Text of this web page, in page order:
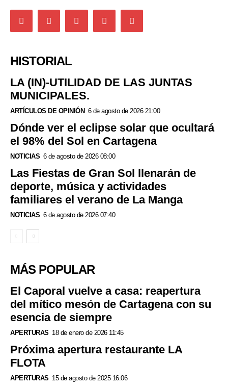
HISTORIAL
LA (IN)-UTILIDAD DE LAS JUNTAS
MUNICIPALES.
ARTÍCULOS DE OPINIÓN 6 de agosto de 2026 21:00
Dónde ver el eclipse solar que ocultará
el 98% del Sol en Cartagena
NOTICIAS 6 de agosto de 2026 08:00
Las Fiestas de Gran Sol llenarán de
deporte, música y actividades
familiares el verano de La Manga
NOTICIAS 6 de agosto de 2026 07:40
MÁS POPULAR
El Caporal vuelve a casa: reapertura
del mítico mesón de Cartagena con su
esencia de siempre
APERTURAS 18 de enero de 2026 11:45
Próxima apertura restaurante LA
FLOTA
APERTURAS 15 de agosto de 2025 16:06